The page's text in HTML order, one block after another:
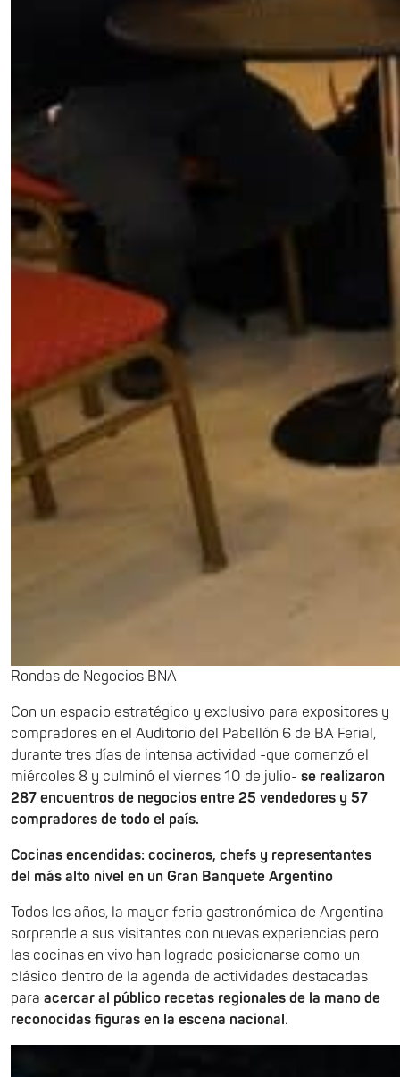
Rondas de Negocios BNA
Con un espacio estratégico y exclusivo para expositores y
compradores en el Auditorio del Pabellón 6 de BA Ferial,
durante tres días de intensa actividad -que comenzó el
miércoles 8 y culminó el viernes 10 de julio- se realizaron
287 encuentros de negocios entre 25 vendedores y 57
compradores de todo el país.
Cocinas encendidas: cocineros, chefs y representantes
del más alto nivel en un Gran Banquete Argentino
Todos los años, la mayor feria gastronómica de Argentina
sorprende a sus visitantes con nuevas experiencias pero
las cocinas en vivo han logrado posicionarse como un
clásico dentro de la agenda de actividades destacadas
para acercar al público recetas regionales de la mano de
reconocidas figuras en la escena nacional.